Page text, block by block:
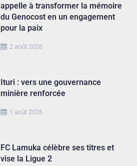
2 août 2026
appelle à transformer la mémoire
du Genocost en un engagement
pour la paix
1 août 2026
Ituri : vers une gouvernance
minière renforcée
FC Lamuka célèbre ses titres et
vise la Ligue 2